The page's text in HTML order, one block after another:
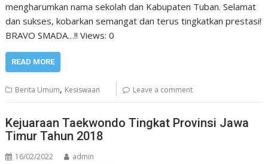
mengharumkan nama sekolah dan Kabupaten Tuban. Selamat
dan sukses, kobarkan semangat dan terus tingkatkan prestasi!
BRAVO SMADA…!! Views: 0
READ MORE
Berita Umum, Kesiswaan Leave a comment
Kejuaraan Taekwondo Tingkat Provinsi Jawa
Timur Tahun 2018
16/02/2022 admin